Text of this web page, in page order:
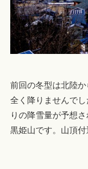
前回の冬型は北陸
全く降りませんで
りの降雪量が予想
黒姫山です。山頂付